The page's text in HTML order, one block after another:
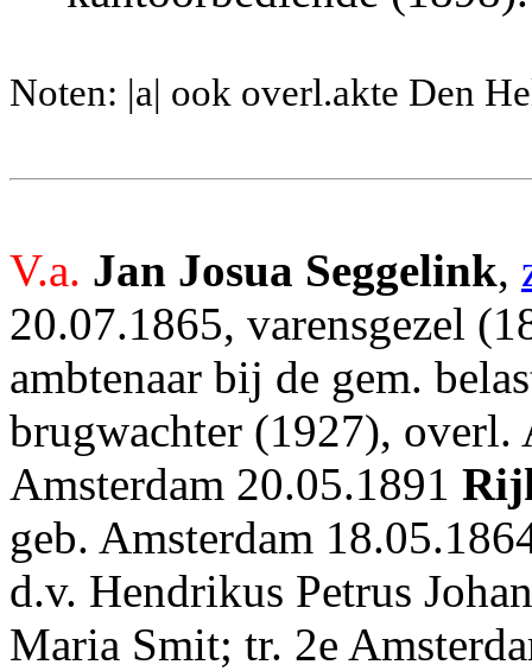
Noten: |a| ook overl.akte Den
V.a. Jan Josua Seggelink,
20.07.1865, varensgezel
ambtenaar bij de gem.
brugwachter (1927), overl.
Amsterdam 20.05.1891
geb. Amsterdam
d.v. Hendrikus Petrus
Maria Smit; tr. 2e